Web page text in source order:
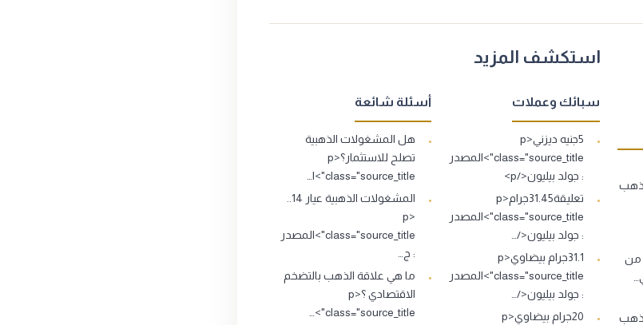
استكشف المزيد
من
سبائك وعملات
5جنيه ديزني<p
class="source_title">المصدر
: جولد بيليون</p>
تعليقة31.45جرام<p
class="source_title">المصدر
: جولد بيليون</…
31.1جرام بيضاوي<p
class="source_title">المصدر
: جولد بيليون</…
20جرام بيضاوي<p
أسئلة شائعة
هل المشغولات الذهبية
تصلح للاستثمار؟<p
class="source_title">ا…
<p
class="source_title">المصدر
: ج…
ما هي علاقة الذهب بالتضخم
الاقتصادي ؟<p
class="source_title">…